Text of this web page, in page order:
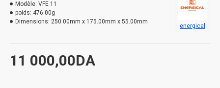
11 000,00DA
Modèle: VFE 11
poids: 476.00g
Dimensions: 250.00mm x 175.00mm x 55.00mm
energical